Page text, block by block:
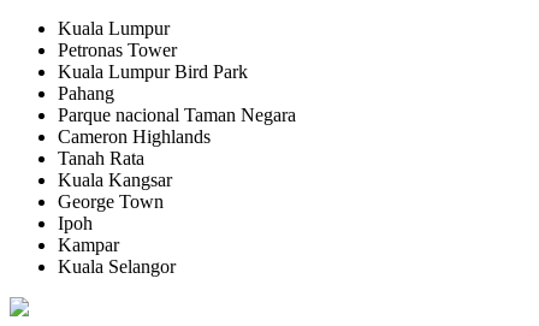
Kuala Lumpur
Petronas Tower
Kuala Lumpur Bird Park
Pahang
Parque nacional Taman Negara
Cameron Highlands
Tanah Rata
Kuala Kangsar
George Town
Ipoh
Kampar
Kuala Selangor